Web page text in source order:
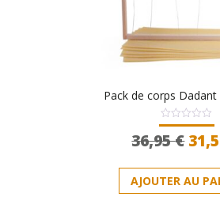
Pack de corps Dadant
Note
0
sur
36,95€ Le
AJOUTER AU